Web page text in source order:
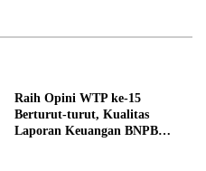
Raih Opini WTP ke-15
Berturut-turut, Kualitas
Laporan Keuangan BNPB